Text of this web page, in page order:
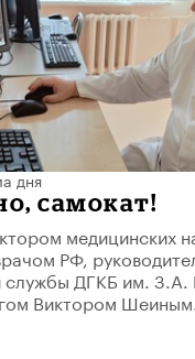
дня
самокат!
медицинских
РФ,
службы ДГКБ им. З.А.
Виктором Шеиным.